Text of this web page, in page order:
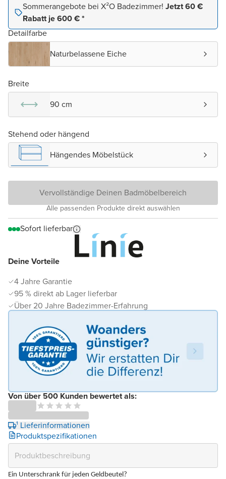
Deine Vorteile
4 Jahre Garantie
95 % direkt ab Lager lieferbar
Über 20 Jahre Badezimmer-Erfahrung
Von über 500 Kunden bewertet als:
¹ Lieferinformationen
Produktspezifikationen
Sommerangebote bei X²O Badezimmer! Jetzt 60 €
Rabatt je 600 € *
Detailfarbe
Naturbelassene Eiche
Breite
90 cm
Stehend oder hängend
Hängendes Möbelstück
Vervollständige Deinen Badmöbelbereich
Alle passenden Produkte direkt auswählen
Sofort lieferbar
Ein Unterschrank für jeden Geldbeutel?